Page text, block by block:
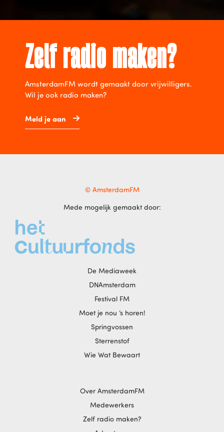
Zelf radio maken?
AmsterdamFM wordt gemaakt door vrijwilligers.
Wil je ook radio maken?
Meld je aan
© AmsterdamFM
Mede mogelijk gemaakt door:
De Mediaweek
DNAmsterdam
Festival FM
Moet je nou ‘s horen!
Springvossen
Sterrenstof
Wie Wat Bewaart
Over AmsterdamFM
Medewerkers
Zelf radio maken?